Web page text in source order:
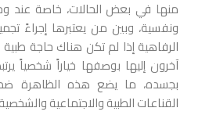
منها في بعض الحالات، خاصة عند
ونفسية، وبين من يعتبرها إجراءً
الرفاهية إذا لم تكن هناك حاجة
آخرون إليها بوصفها خياراً شخصياً
بجسده، ما يضع هذه الظاهرة
القناعات الطبية والاجتماعية